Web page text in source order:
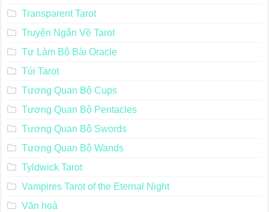
Transparent Tarot
Truyện Ngắn Về Tarot
Tự Làm Bộ Bài Oracle
Túi Tarot
Tương Quan Bộ Cups
Tương Quan Bộ Pentacles
Tương Quan Bộ Swords
Tương Quan Bộ Wands
Tyldwick Tarot
Vampires Tarot of the Eternal Night
Văn hoá